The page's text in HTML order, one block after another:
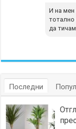
И на мен
да
Последни